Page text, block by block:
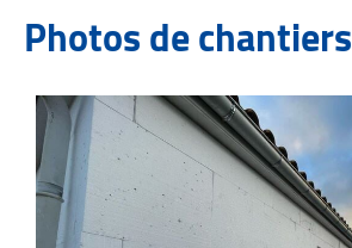
Photos de chantiers